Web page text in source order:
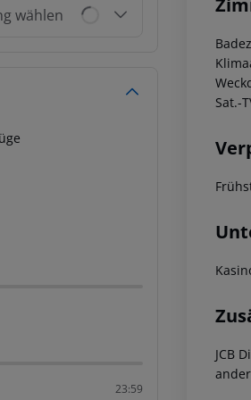
wählen
23:59
Sat.-
JCB